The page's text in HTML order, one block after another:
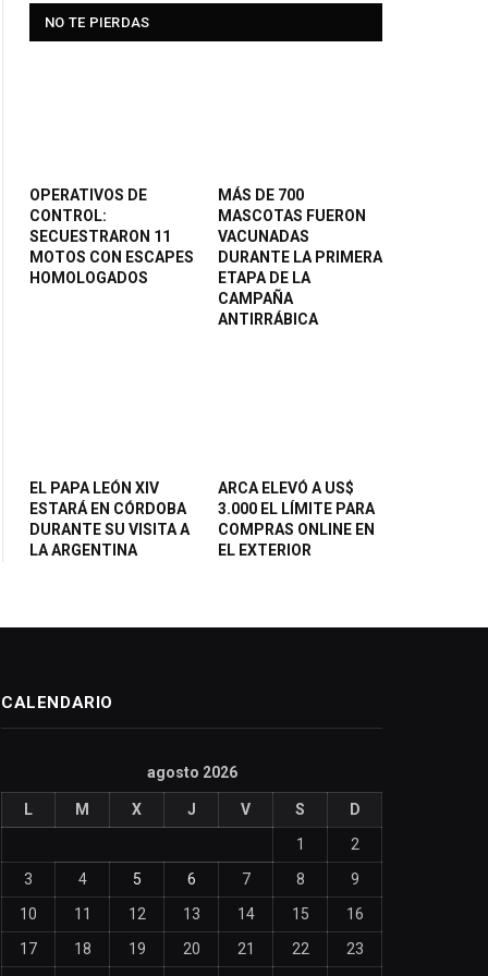
NO TE PIERDAS
OPERATIVOS DE
CONTROL:
SECUESTRARON 11
MOTOS CON ESCAPES
HOMOLOGADOS
MÁS DE 700
MASCOTAS FUERON
VACUNADAS
DURANTE LA PRIMERA
ETAPA DE LA
CAMPAÑA
ANTIRRÁBICA
EL PAPA LEÓN XIV
ESTARÁ EN CÓRDOBA
DURANTE SU VISITA A
LA ARGENTINA
ARCA ELEVÓ A US$
3.000 EL LÍMITE PARA
COMPRAS ONLINE EN
EL EXTERIOR
CALENDARIO
agosto 2026
L M X J V S
D
1
2
3
4 5 6 7 8
9
10
11 12 13 14 15
16
17
18 19 20 21 22
23